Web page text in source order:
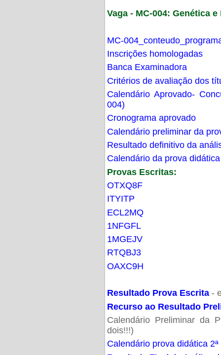
Vaga - MC-004: Genética
MC-
Inscrições homologadas
Banca Examinadora
Critérios de avaliação dos
Calendário Aprovado-
004)
Cronograma aprovado
Calendário preliminar da
Resultado definitivo da
Calendário da prova didática
Provas Escritas:
OTXQ8F
ITYITP
ECL2MQ
1NFGFL
1MGEJV
RTQBJ3
OAXC9H
Resultado Prova Escrita -
Recurso ao Resultado
Calendário Preliminar da
dois!!!)
Calendário prova didática